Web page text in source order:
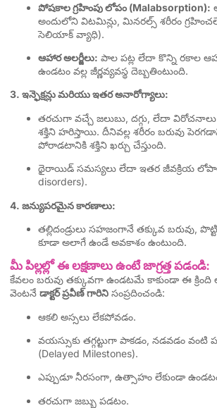
పోషకాల గ్రహింపు లోపం (Malabsorption):
అందులోని విటమిన్లు, మినరల్స్ శరీరం
సెలియాక్ వ్యాధి).
ఆహార అలర్జీలు: పాల పట్ల లేదా కొన్ని రకాల
ఉండటం వల్ల జీర్ణవ్యవస్థ దెబ్బతింటుంది.
3. ఇన్ఫెక్షన్లు మరియు ఇతర అనారోగ్యాలు:
తరచుగా వచ్చే జలుబు, దగ్గు, లేదా విరోచనాలు
శక్తిని హరిస్తాయి. దీనివల్ల శరీరం బరువు
పోరాడటానికి శక్తిని ఖర్చు చేస్తుంది.
థైరాయిడ్ సమస్యలు లేదా ఇతర జీవక్రియ
disorders).
4. జన్యుపరమైన కారణాలు:
తల్లిదండ్రులు సహజంగానే తక్కువ బరువు,
కూడా అలాగే ఉండే అవకాశం ఉంటుంది.
మీ పిల్లల్లో ఈ లక్షణాలు ఉంటే జాగ్రత్త పడండి:
కేవలం బరువు తక్కువగా ఉండటమే కాకుండా ఈ క్రింది
వెంటనే డాక్టర్ ప్రవీణ్ గారిని సంప్రదించండి:
ఆకలి అస్సలు లేకపోవడం.
వయస్సుకు తగ్గట్టుగా పాకడం, నడవడం వంటి
(Delayed Milestones).
ఎప్పుడూ నీరసంగా, ఉత్సాహం లేకుండా
తరచుగా జబ్బు పడటం.